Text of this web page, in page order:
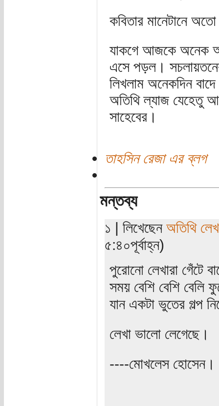
কবিতার মানেটানে
যাকগে আজকে অনেক
এসে পড়ল।
লিখলাম অনেকদিন
অতিথি ল্যাজ যেহেতু
সাহেবের।
তাহসিন রেজা এর ব্লগ
মন্তব্য
১ | লিখেছেন অতিথি
৫:৪০পূর্বাহ্ন)
পুরোনো লেখারা গেঁটে
সময় বেশি বেশি
যান একটা ভুতের গল্প
লেখা ভালো লেগেছে।
----মোখলেস হোসেন।